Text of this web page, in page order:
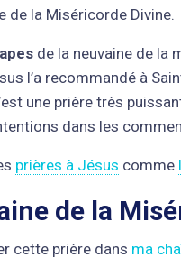
de la Miséricorde Divine.
de la neuvaine de la
l’a recommandé à
une prière très
dans les
prières à Jésus comme
de la
cette prière dans ma